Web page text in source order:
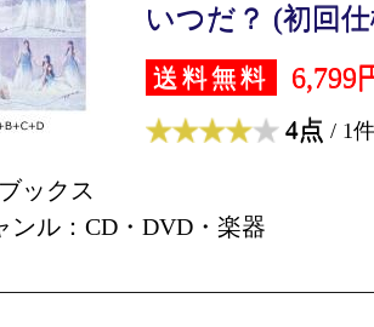
いつだ？ (初回
送料無料 6,799
4点 / 1件
ックス
ンル：CD・DVD・楽器